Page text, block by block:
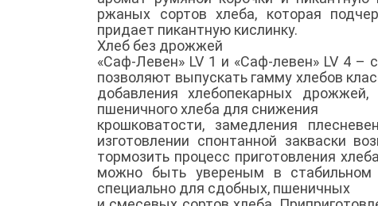
ржаных сортов хлеба, которая
придает пикантную кислинку.
Хлеб без дрожжей
«Саф-Левен» LV 1 и «Саф-левен» LV 4 –
позволяют выпускать гамму хлебов
добавления хлебопекарных
пшеничного хлеба для снижения
крошковатости, замедления
изготовлении спонтанной закваски
тормозить процесс приготовления
можно быть увереным в стабильном
специально для сдобных, пшеничных